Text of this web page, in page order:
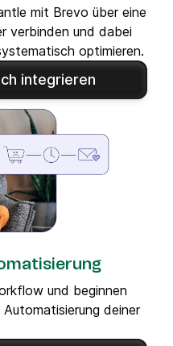
mit Brevo über eine
verbinden und dabei
optimieren.
integrieren
und beginnen
deiner